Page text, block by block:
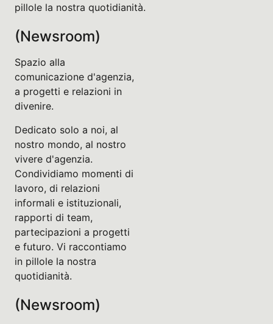
pillole la nostra quotidianità.
(Newsroom)
Spazio alla
comunicazione d'agenzia,
a progetti e relazioni in
divenire.
Dedicato solo a noi, al
nostro mondo, al nostro
vivere d'agenzia.
Condividiamo momenti di
lavoro, di relazioni
informali e istituzionali,
rapporti di team,
partecipazioni a progetti
e futuro. Vi raccontiamo
in pillole la nostra
quotidianità.
(Newsroom)